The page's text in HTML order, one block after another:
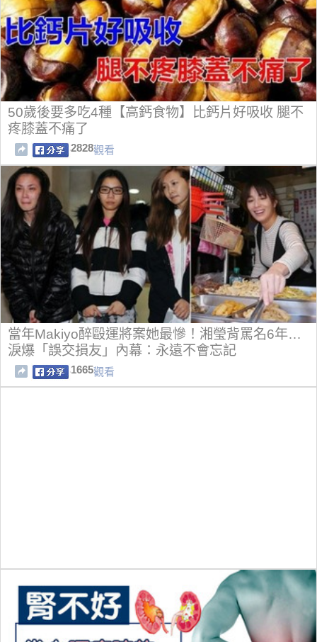
50歲後要多吃4種【高鈣食物】比鈣片好吸收 腿不
疼膝蓋不痛了
2828觀看
當年Makiyo醉毆運將案她最慘！湘瑩背罵名6年…
淚爆「誤交損友」內幕：永遠不會忘記
1665觀看